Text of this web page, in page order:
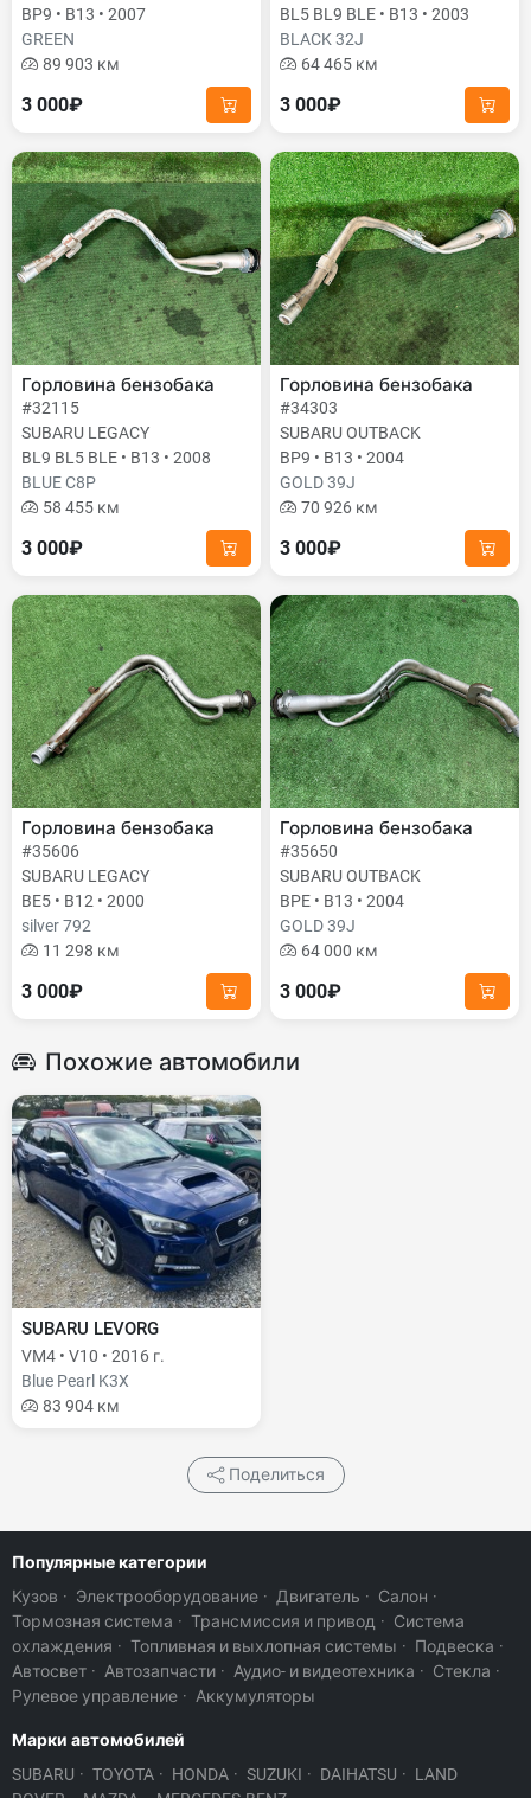
BP9 • B13 • 2007
GREEN
89 903 км
3 000₽
BL5 BL9 BLE • B13 • 2003
BLACK 32J
64 465 км
3 000₽
Горловина бензобака
#32115
SUBARU LEGACY
BL9 BL5 BLE • B13 • 2008
BLUE C8P
58 455 км
3 000₽
Горловина бензобака
#34303
SUBARU OUTBACK
BP9 • B13 • 2004
GOLD 39J
70 926 км
3 000₽
Горловина бензобака
#35606
SUBARU LEGACY
BE5 • B12 • 2000
silver 792
11 298 км
3 000₽
Горловина бензобака
#35650
SUBARU OUTBACK
BPE • B13 • 2004
GOLD 39J
64 000 км
3 000₽
Похожие автомобили
SUBARU LEVORG
VM4 • V10 • 2016 г.
Blue Pearl K3X
83 904 км
Поделиться
Популярные категории
Кузов · Электрооборудование · Двигатель · Салон ·
Тормозная система · Трансмиссия и привод · Система
охлаждения · Топливная и выхлопная системы · Подвеска ·
Автосвет · Автозапчасти · Аудио- и видеотехника · Стекла ·
Рулевое управление · Аккумуляторы
Марки автомобилей
SUBARU · TOYOTA · HONDA · SUZUKI · DAIHATSU · LAND